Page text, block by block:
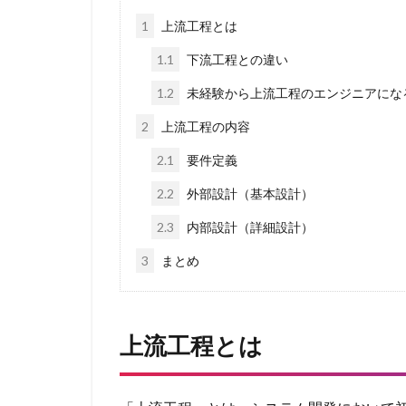
1 上流工程とは
1.1 下流工程との違い
1.2 未経験から上流工程のエンジニアにな
2 上流工程の内容
2.1 要件定義
2.2 外部設計（基本設計）
2.3 内部設計（詳細設計）
3 まとめ
上流工程とは